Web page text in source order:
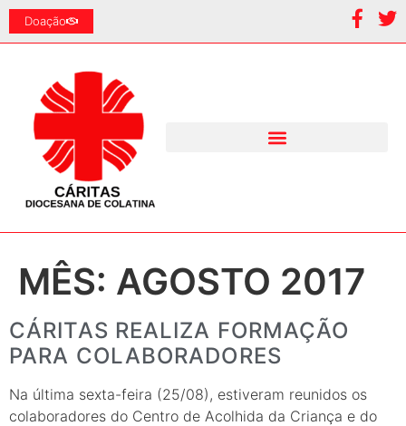
Doação
MÊS: AGOSTO 2017
CÁRITAS REALIZA FORMAÇÃO
PARA COLABORADORES
Na última sexta-feira (25/08), estiveram reunidos os
colaboradores do Centro de Acolhida da Criança e do